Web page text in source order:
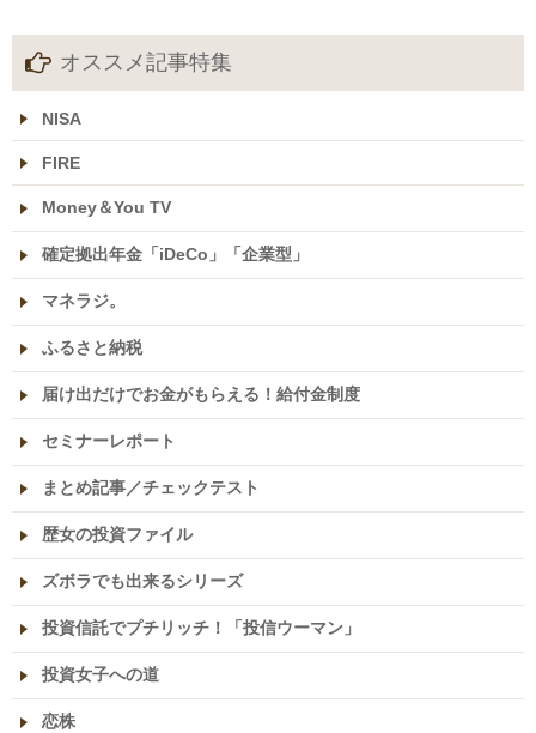
オススメ記事特集
NISA
FIRE
Money＆You TV
確定拠出年金「iDeCo」「企業型」
マネラジ。
ふるさと納税
届け出だけでお金がもらえる！給付金制度
セミナーレポート
まとめ記事／チェックテスト
歴女の投資ファイル
ズボラでも出来るシリーズ
投資信託でプチリッチ！「投信ウーマン」
投資女子への道
恋株